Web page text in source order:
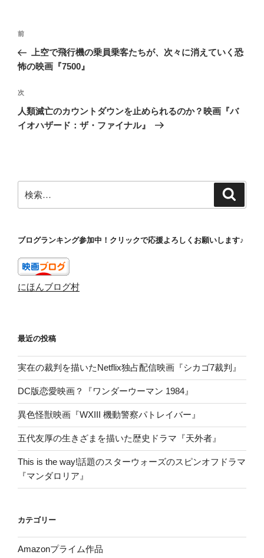
投
ナ
ゲ
ー
シ
前
の
投
前
上空で飛行機の乗員乗客たちが、次々に消えていく恐
怖の映画『7500』
次
の
投
次
人類滅亡のカウントダウンを止められるのか？映画『バ
イオハザード：ザ・ファイナル』
索:
ブログランキング参加中！クリックで応援よろしくお願いします♪
にほんブログ村
最近の投稿
実在の裁判を描いたNetflix独占配信映画『シカゴ7裁判』
DC版恋愛映画？『ワンダーウーマン 1984』
異色怪獣映画『WXIII 機動警察パトレイバー』
五代友厚の生きざまを描いた歴史ドラマ『天外者』
This is the way!話題のスターウォーズのスピンオフドラマ
『マンダロリア』
カテゴリー
Amazonプライム作品